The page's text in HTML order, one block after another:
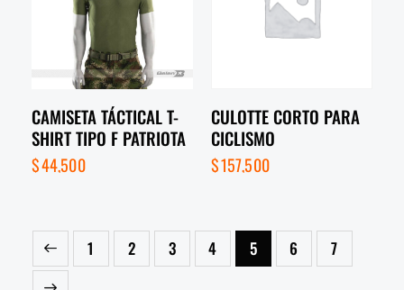
CAMISETA TÁCTICAL T-
SHIRT TIPO F PATRIOTA
$44,500
CULOTTE CORTO PARA
CICLISMO
$157,500
1 2 3 4 5 6 7